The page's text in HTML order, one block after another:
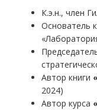
К.э.н., член
Основатель
Автор книги
2024)
Автор курса